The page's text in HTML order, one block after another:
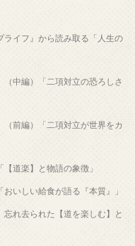
ライフ』から読み取る「人生の
中編）「二項対立の恐ろしさ
前編）「二項対立が世界をカ
道楽】と物語の象徴」
いしい給食が語る『本質』」
れ去られた【道を楽しむ】と